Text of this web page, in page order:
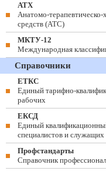
АТХ
Анатомо-терапевтическо-
средств (ATC)
МКТУ-12
Международная
Справочники
ЕТКС
Единый тарифно-
рабочих
ЕКСД
Единый
специалистов и служащих
Профстандарты
Справочник